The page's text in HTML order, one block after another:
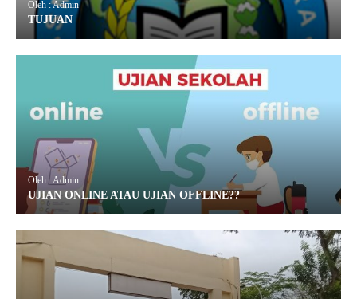
Oleh : Admin
TUJUAN
Oleh : Admin
UJIAN ONLINE ATAU UJIAN OFFLINE??